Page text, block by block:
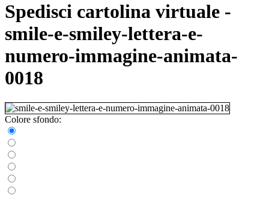
Spedisci cartolina virtuale -
smile-e-smiley-lettera-e-
numero-immagine-animata-
0018
Colore sfondo: